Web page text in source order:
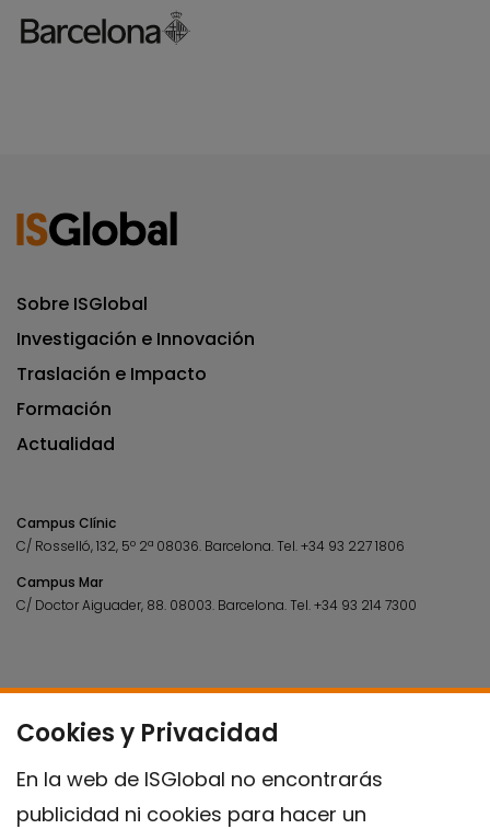
Cookies y Privacidad
En la web de ISGlobal no encontrarás
publicidad ni cookies para hacer un
Sobre ISGlobal
Investigación e Innovación
Traslación e Impacto
Formación
Actualidad
Campus Clínic
C/ Rosselló, 132, 5º 2ª 08036. Barcelona.Tel.+34 93 227 1806
Campus Mar
C/ Doctor Aiguader, 88. 08003. Barcelona.Tel.+34 93 214 7300